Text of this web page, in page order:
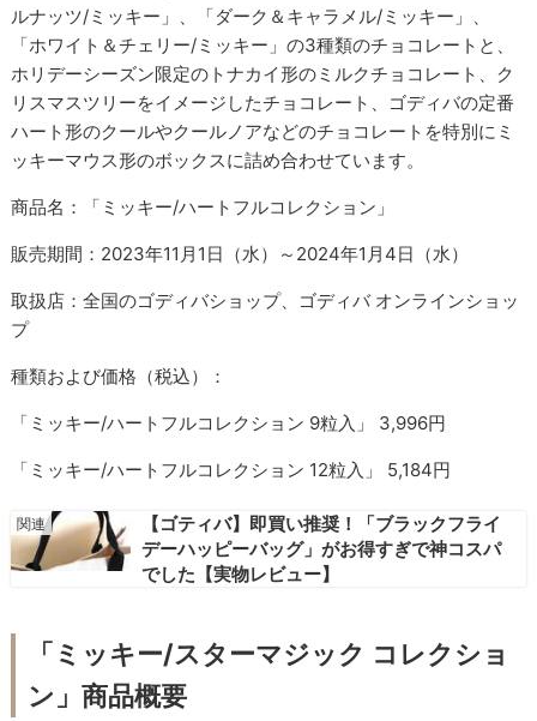
ルナッツ/ミッキー」、「ダーク＆キャラメル/ミッキー」、
「ホワイト＆チェリー/ミッキー」の3種類のチョコレートと、
ホリデーシーズン限定のトナカイ形のミルクチョコレート、ク
リスマスツリーをイメージしたチョコレート、ゴディバの定番
ハート形のクールやクールノアなどのチョコレートを特別にミ
ッキーマウス形のボックスに詰め合わせています。
商品名：「ミッキー/ハートフルコレクション」
販売期間：2023年11月1日（水）～2024年1月4日（水）
取扱店：全国のゴディバショップ、ゴディバ オンラインショッ
プ
種類および価格（税込）：
「ミッキー/ハートフルコレクション 9粒入」 3,996円
「ミッキー/ハートフルコレクション 12粒入」 5,184円
【ゴティバ】即買い推奨！「ブラックフライ
デーハッピーバッグ」がお得すぎで神コスパ
でした【実物レビュー】
「ミッキー/スターマジック コレクショ
ン」商品概要